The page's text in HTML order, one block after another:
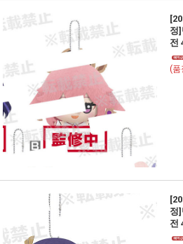
정
전
(품
정
전